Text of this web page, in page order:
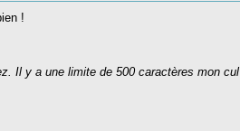
!
Il y a une limite de 500 caractères mon cul